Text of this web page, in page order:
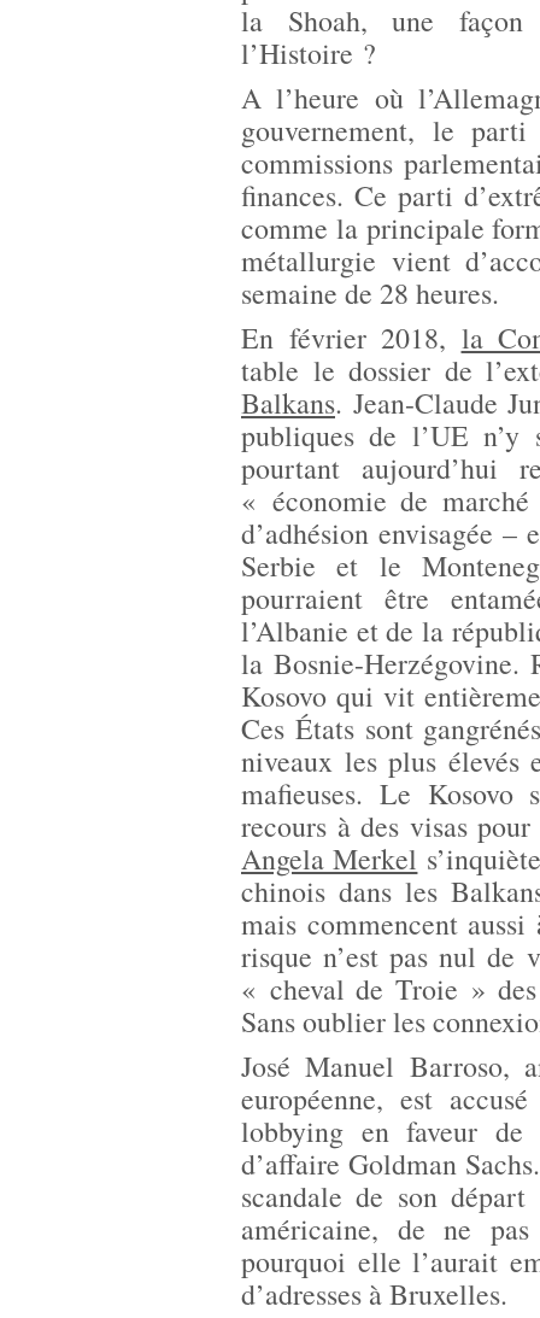
la Shoah, une façon
l’Histoire ?
A l’heure où
gouvernement, le
commissions
finances. Ce parti
comme la principale
métallurgie vient
semaine de 28 heures.
En février 2018, la
table le dossier de
Balkans. Jean-Claude
publiques de l’UE n’y
pourtant aujourd’hui
« économie de
d’adhésion envisagée
Serbie et le
pourraient être
l’Albanie et de la
la Bosnie-Herzégovine.
Kosovo qui vit
Ces États sont
niveaux les plus élevés
mafieuses. Le Kosovo
recours à des visas
Angela Merkel
chinois dans les
mais commencent
risque n’est pas nul de
« cheval de Troie »
Sans oublier les
José Manuel Barroso,
européenne, est
lobbying en faveur de
d’affaire Goldman
scandale de son
américaine, de ne
pourquoi elle l’aurait
d’adresses à Bruxelles.